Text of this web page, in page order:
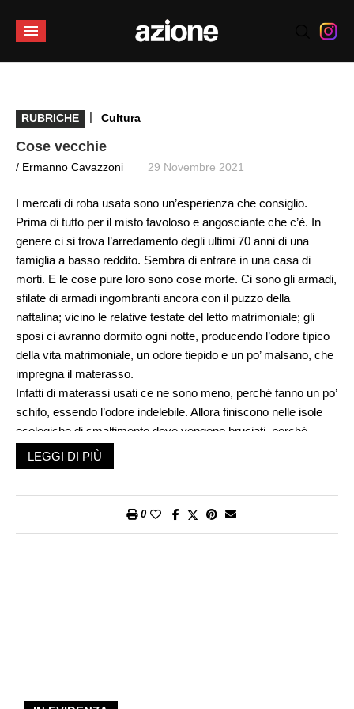
RUBRICHE | Cultura
Cose vecchie
/ Ermanno Cavazzoni 29 Novembre 2021
I mercati di roba usata sono un’esperienza che consiglio.
Prima di tutto per il misto favoloso e angosciante che c’è. In
genere ci si trova l’arredamento degli ultimi 70 anni di una
famiglia a basso reddito. Sembra di entrare in una casa di
morti. E le cose pure loro sono cose morte. Ci sono gli armadi,
sfilate di armadi ingombranti ancora con il puzzo della
naftalina; vicino le relative testate del letto matrimoniale; gli
sposi ci avranno dormito ogni notte, producendo l’odore tipico
della vita matrimoniale, un odore tiepido e un po’ malsano, che
impregna il materasso.
Infatti di materassi usati ce ne sono meno, perché fanno un po’
schifo, essendo l’odore indelebile. Allora finiscono nelle isole
ecologiche di smaltimento dove vengono bruciati, perché
nessuno vorrebbe dormire nei liquidi organici di un’altra
famiglia, coi suoi acari, le micro desquamazioni, le forfore.
nasconde in un angolo buio un materasso di vecchia data e ci
LEGGI DI PIÙ
0